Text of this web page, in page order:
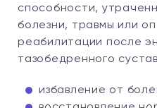
способности,
болезни, травмы или
реабилитации после
тазобедренного
избавление от